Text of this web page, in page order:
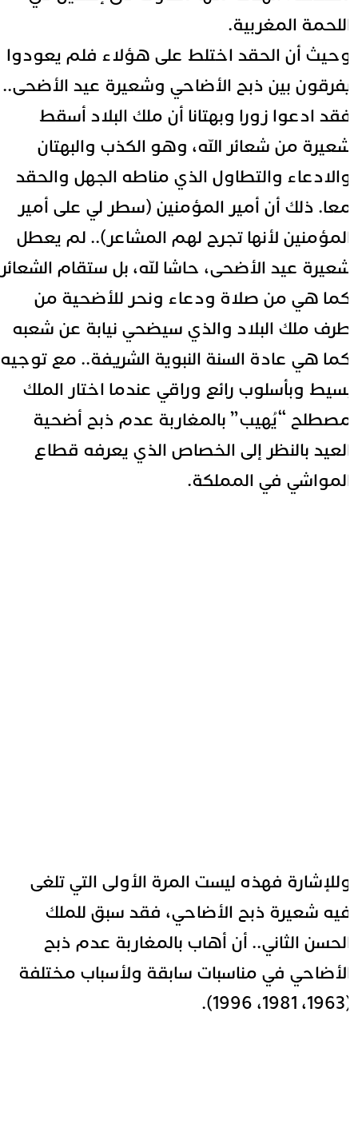
المغربية.
أن الحقد اختلط على هؤلاء فلم يعودوا
بين ذبح الأضاحي وشعيرة عيد الأضحى..
ادعوا زورا وبهتانا أن ملك البلاد أسقط
من شعائر الله، وهو الكذب والبهتان
والتطاول الذي مناطه الجهل والحقد
ذلك أن أمير المؤمنين (سطر لي على أمير
لأنها تجرح لهم المشاعر).. لم يعطل
عيد الأضحى، حاشا لله، بل ستقام الشعائر
هي من صلاة ودعاء ونحر للأضحية من
ملك البلاد والذي سيضحي نيابة عن شعبه
هي عادة السنة النبوية الشريفة.. مع توجيه
وبأسلوب رائع وراقي عندما اختار الملك
“يُهيب” بالمغاربة عدم ذبح أضحية
بالنظر إلى الخصاص الذي يعرفه قطاع
في المملكة.
فهذه ليست المرة الأولى التي تلغى
شعيرة ذبح الأضاحي، فقد سبق للملك
الثاني.. أن أهاب بالمغاربة عدم ذبح
في مناسبات سابقة ولأسباب مختلفة